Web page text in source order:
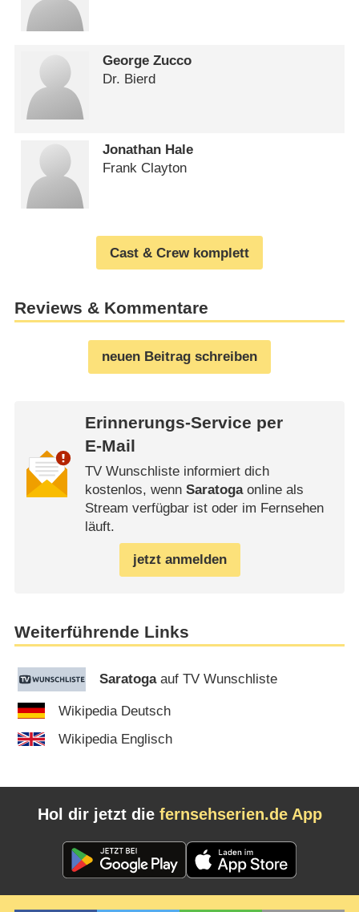
George Zucco
Dr. Bierd
Jonathan Hale
Frank Clayton
Cast & Crew komplett
Reviews & Kommentare
neuen Beitrag schreiben
Erinnerungs-Service per
E-Mail
TV Wunschliste informiert dich
kostenlos, wenn Saratogaonline als
Stream verfügbar ist oder im Fernsehen
läuft.
jetzt anmelden
Weiterführende Links
Saratogaauf TV Wunschliste
Wikipedia Deutsch
Wikipedia Englisch
Hol dir jetzt die fernsehserien.de App